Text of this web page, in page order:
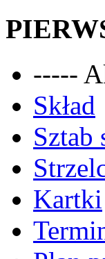
-----
Skład
Sztab
Kartki